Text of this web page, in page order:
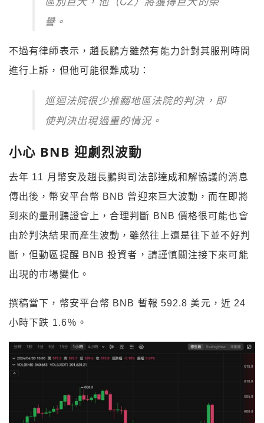
譽。
不過有律師表示，趙長鵬方雖然有能力針對其服刑時間
進行上訴，但他可能很難成功：
巡迴法院很少推翻地區法院的判決，即
使判決出現過重的情況。
小心 BNB 迎劇烈波動
去年 11 月幣安及趙長鵬與司法部達成和解協議的消息
傳出後，幣安平台幣 BNB 曾迎來巨大波動，而在即將
到來的量刑聽證會上，合理判斷 BNB 價格很可能也會
由於判決結果而產生波動，雖然往上還是往下並不好判
斷，但動區提醒 BNB 投資者，請謹慎關注接下來可能
出現的市場變化。
撰稿當下，幣安平台幣 BNB 暫報 592.8 美元，近 24
小時下跌 1.6％。